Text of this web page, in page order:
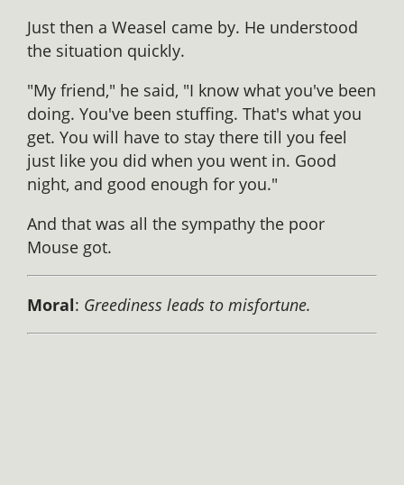
Just then a Weasel came by. He understood
the situation quickly.
"My friend," he said, "I know what you've been
doing. You've been stuffing. That's what you
get. You will have to stay there till you feel
just like you did when you went in. Good
night, and good enough for you."
And that was all the sympathy the poor
Mouse got.
Moral: Greediness leads to misfortune.